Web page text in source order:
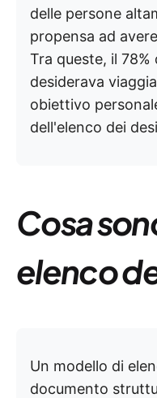
delle persone
propensa ad
Tra queste, il 78%
desiderava
obiettivo
dell'elenco dei
Cosa
elenco
Un modello di
documento